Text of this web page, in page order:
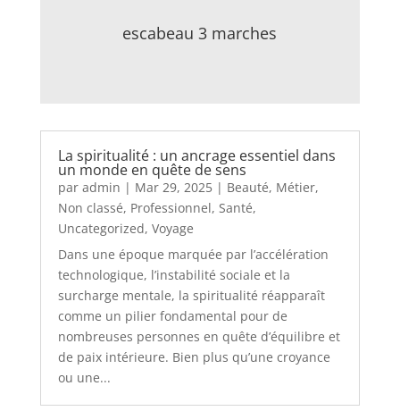
escabeau 3 marches
La spiritualité : un ancrage essentiel dans
un monde en quête de sens
par admin | Mar 29, 2025| Beauté, Métier,
Non classé, Professionnel, Santé,
Uncategorized, Voyage
Dans une époque marquée par l’accélération
technologique, l’instabilité sociale et la
surcharge mentale, la spiritualité réapparaît
comme un pilier fondamental pour de
nombreuses personnes en quête d’équilibre et
de paix intérieure. Bien plus qu’une croyance
ou une...